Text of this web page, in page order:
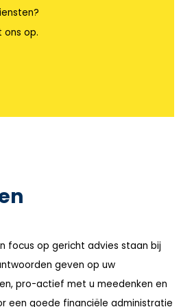
op.
focus op gericht advies staan bij
geven op uw
pro-actief met u meedenken en
een goede financiële administratie